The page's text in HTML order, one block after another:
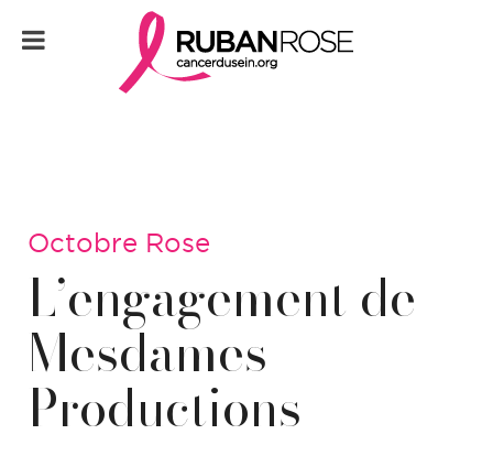
Octobre Rose
L’engagement de
Mesdames
Productions